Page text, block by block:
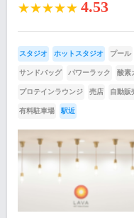
★★★★★ 4.53
スタジオ ホットスタジオ プール
サンドバッグ パワーラック 酸素
プロテインラウンジ 売店 自動販
有料駐車場 駅近